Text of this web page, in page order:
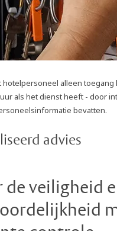
hotelpersoneel alleen
als het dienst heeft - door
bevatten.
advies
de veiligheid